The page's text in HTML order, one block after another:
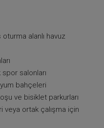
alanlı havuz
spor salonları
bahçeleri
ve bisiklet parkurları
veya ortak çalışma için